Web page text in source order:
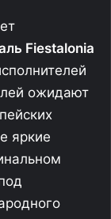
Fiestalonia
ожидают
яркие